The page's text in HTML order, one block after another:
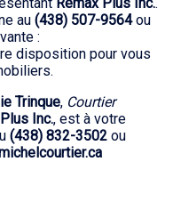
au (438) 507-9564ou
:
disposition pour vous
Trinque, Courtier
Inc., est à votre
(438) 832-3502 ou